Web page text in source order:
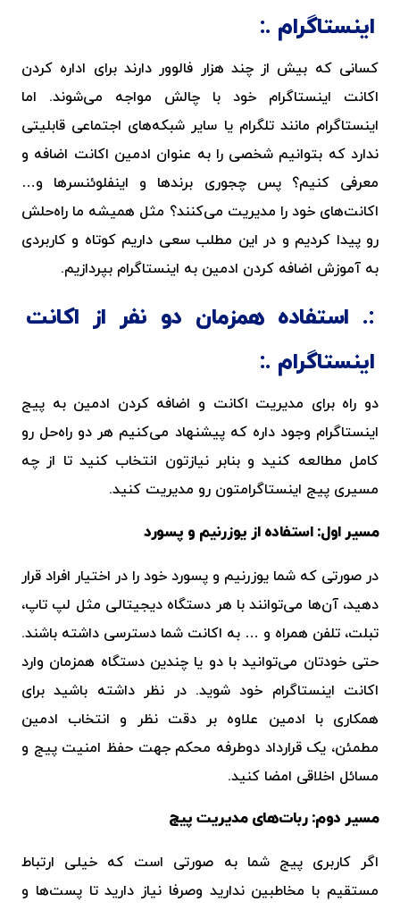
اینستاگرام
کسانی که بیش از چند هزار فالوور دارند برای اداره کردن
اکانت اینستاگرام خود با چالش مواجه می‌شوند. اما
اینستاگرام مانند تلگرام یا سایر شبکه‌‌های اجتماعی قابلیتی
ندارد که بتوانیم شخصی را به عنوان ادمین اکانت اضافه و
معرفی کنیم؟ پس چجوری برندها و اینفلوئنسرها و…
اکانت‌های خود را مدیریت می‌کنند؟ مثل همیشه ما راه‌حلش
رو پیدا کردیم و در این مطلب سعی داریم کوتاه و کاربردی
به آموزش اضافه کردن ادمین به اینستاگرام بپردازیم.
استفاده همزمان دو نفر از اکانت
اینستاگرام
دو راه برای مدیریت اکانت و اضافه کردن ادمین به پیج
اینستاگرام وجود داره که پیشنهاد می‌کنیم هر دو راه‌حل رو
کامل مطالعه کنید و بنابر نیازتون انتخاب کنید تا از چه
مسیری پیج اینستاگرامتون رو مدیریت کنید.
مسیر اول: استفاده از یوزرنیم و پسورد
در صورتی که شما یوزرنیم و پسورد خود را در اختیار افراد قرار
دهید، آن‌ها می‌توانند با هر دستگاه دیجیتالی مثل لپ تاپ،
تبلت، تلفن همراه و … به اکانت شما دسترسی داشته باشند.
حتی خودتان می‌توانید با دو یا چندین دستگاه همزمان وارد
اکانت اینستاگرام خود شوید. در نظر داشته باشید برای
همکاری با ادمین علاوه بر دقت نظر و انتخاب ادمین
مطمئن، یک قرارداد دوطرفه محکم جهت حفظ امنیت پیج و
مسائل اخلاقی امضا کنید.
مسیر دوم: ربات‌های مدیریت پیج
اگر کاربری پیج شما به صورتی است که خیلی ارتباط
مستقیم با مخاطبین ندارید وصرفا نیاز دارید تا پست‌ها و